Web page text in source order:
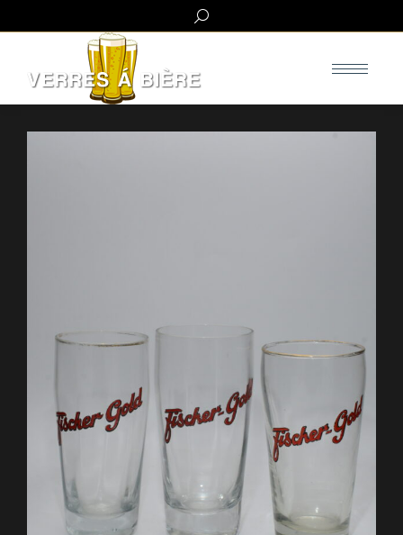
Search: